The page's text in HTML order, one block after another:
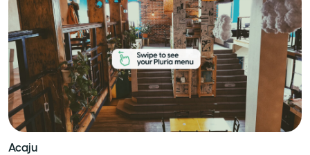
Acaju